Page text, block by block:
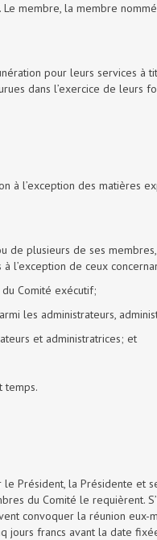
membre, la membre
pour leurs services à
dans l’exercice de leurs
à l’exception des matières
de plusieurs de ses
l’exception de ceux
Comité exécutif;
les administrateurs,
et administratrices; et
temps.
Président, la Présidente et
du Comité le requièrent.
convoquer la réunion eux-
jours francs avant la date